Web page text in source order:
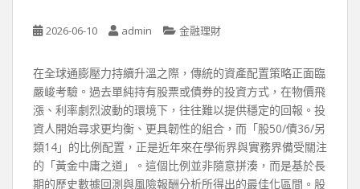
2026-06-10 admin 金融理財
在全球通膨壓力持續升溫之際，傳統的資產配置策略正面臨
嚴峻考驗。過去單純持有股票或債券的投資方式，在物價飛
漲、利率劇烈波動的環境下，往往難以提供穩定的回報。投
資人開始尋求更均衡、更具韌性的組合，而「股50/債36/另
類14」的比例配置，正是近年來在學術界與實務界備受關注
的「黃金中庸之道」。這個比例並非隨意拼湊，而是基於長
期的歷史數據回測與風險報酬分析所得出的最佳化區間。股